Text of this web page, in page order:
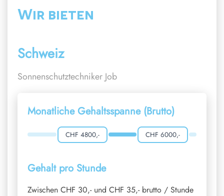
Wir bieten
Schweiz
Sonnenschutztechniker Job
Monatliche Gehaltsspanne (Brutto)
CHF 4800,- CHF 6000,-
Gehalt pro Stunde
Zwischen CHF 30,- und CHF 35,- brutto / Stunde